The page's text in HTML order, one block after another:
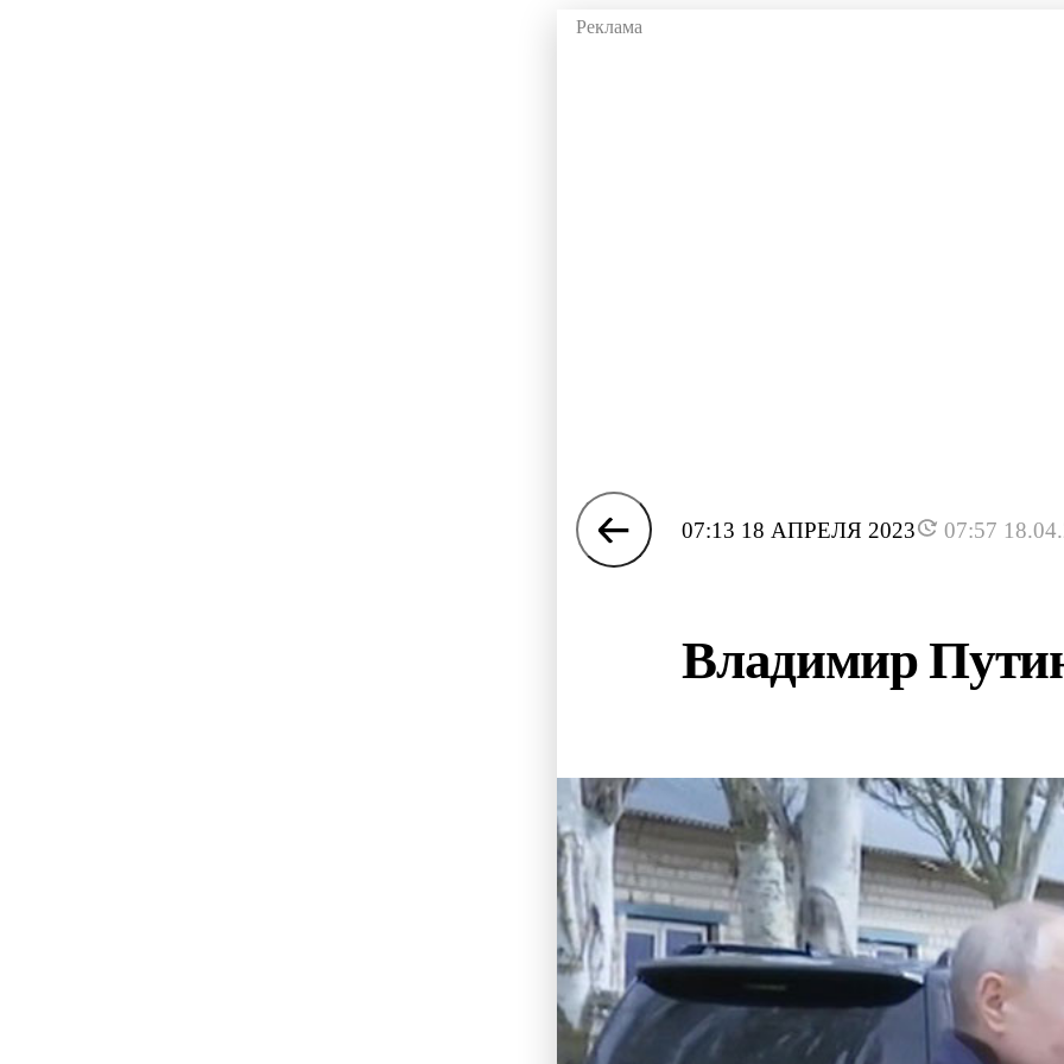
07:13 18 АПРЕЛЯ 2023 07:57
Владимир